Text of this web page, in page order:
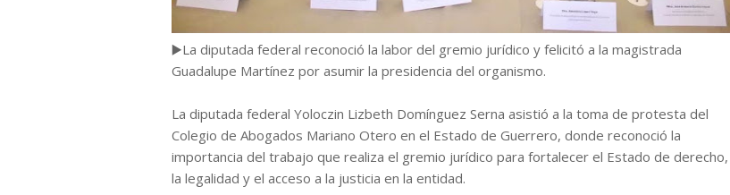
▶️La diputada federal reconoció la labor del gremio jurídico y felicitó a la magistrada
Guadalupe Martínez por asumir la presidencia del organismo.
La diputada federal Yoloczin Lizbeth Domínguez Serna asistió a la toma de protesta del
Colegio de Abogados Mariano Otero en el Estado de Guerrero, donde reconoció la
importancia del trabajo que realiza el gremio jurídico para fortalecer el Estado de derecho,
la legalidad y el acceso a la justicia en la entidad.